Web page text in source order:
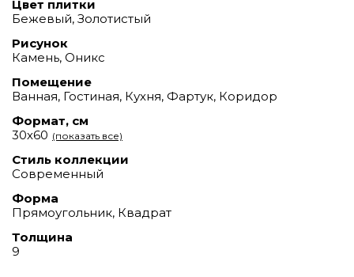
Цвет плитки
Бежевый, Золотистый
Рисунок
Камень, Оникс
Помещение
Ванная, Гостиная, Кухня, Фартук, Коридор
Формат, см
30х60 (показать все)
Стиль коллекции
Современный
Форма
Прямоугольник, Квадрат
Толщина
9